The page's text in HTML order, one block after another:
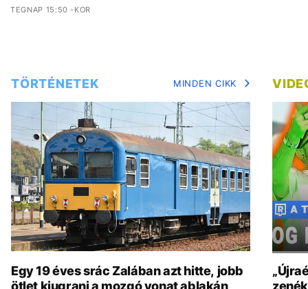
TEGNAP 15:50 -KOR
TÖRTÉNETEK MINDEN CIKK
Egy 19 éves srác Zalában azt hitte, jobb